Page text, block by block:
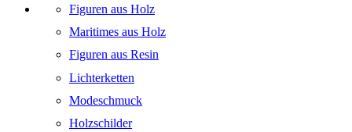
Figuren aus Holz
Maritimes aus Holz
Figuren aus Resin
Lichterketten
Modeschmuck
Holzschilder